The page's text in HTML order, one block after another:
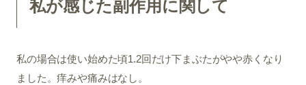
私が感じた副作用に関して
私の場合は使い始めた頃1.2回だけ下まぶたがやや赤くなり
ました。痒みや痛みはなし。